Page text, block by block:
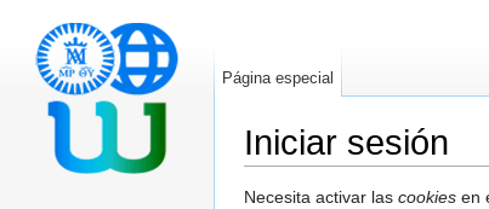
Iniciar sesión
Necesita activar las cookies en
Página especial